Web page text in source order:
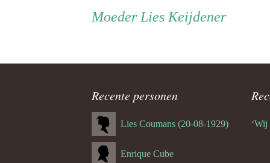
4.1
Persoon
ouder
navigatie
Moeder Moeder
Lies Keijdener
Recente personen
Lies Coumans (20-08-1929)
Enrique Cube